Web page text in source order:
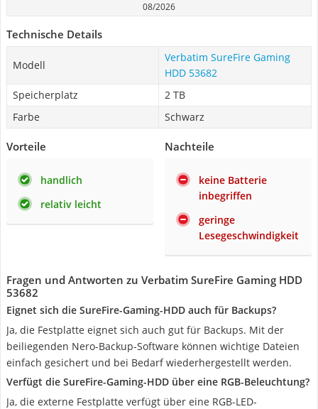
08/2026
Technische Details
Modell
‎Verbatim SureFire Gaming
HDD 53682
Speicherplatz
‎2 TB
Farbe
‎Schwarz
Vorteile
handlich
relativ leicht
Nachteile
keine Batterie
inbegriffen
geringe
Lesegeschwindigkeit
Fragen und Antworten zu ‎Verbatim SureFire Gaming HDD
53682
Eignet sich die ‎SureFire-Gaming-HDD auch für Backups?
Ja, die Festplatte eignet sich auch gut für Backups. Mit der
beiliegenden Nero-Backup-Software können wichtige Dateien
einfach gesichert und bei Bedarf wiederhergestellt werden.
Verfügt die ‎SureFire-Gaming-HDD über eine RGB-Beleuchtung?
Ja, die externe Festplatte verfügt über eine RGB-LED-